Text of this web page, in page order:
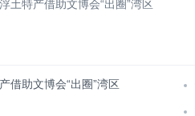
土特产借助文博会“出圈”湾区
借助文博会“出圈”湾区